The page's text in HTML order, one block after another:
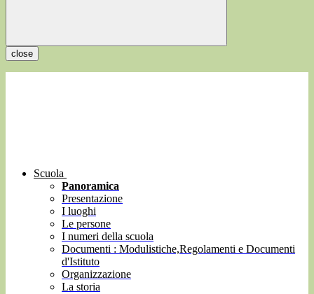
close
Scuola
Panoramica
Presentazione
I luoghi
Le persone
I numeri della scuola
Documenti : Modulistiche,Regolamenti e Documenti
d'Istituto
Organizzazione
La storia